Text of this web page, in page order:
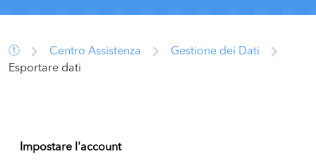
Centro Assistenza
Gestione dei Dati
Esportare dati
Impostare l'account